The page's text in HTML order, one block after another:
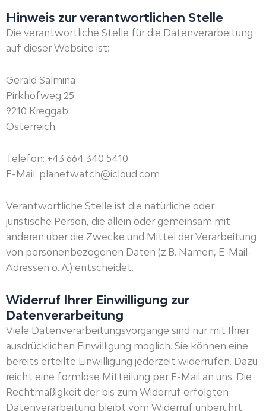
Hinweis zur verantwortlichen Stelle
Die verantwortliche Stelle für die Datenverarbeitung
auf dieser Website ist:
Gerald Salmina
Pirkhofweg 25
9210 Kreggab
Österreich
Telefon: +43 664 340 5410
E-Mail: planetwatch@icloud.com
Verantwortliche Stelle ist die natürliche oder
juristische Person, die allein oder gemeinsam mit
anderen über die Zwecke und Mittel der Verarbeitung
von personenbezogenen Daten (z.B. Namen, E-Mail-
Adressen o. Ä.) entscheidet.
Widerruf Ihrer Einwilligung zur
Datenverarbeitung
Viele Datenverarbeitungsvorgänge sind nur mit Ihrer
ausdrücklichen Einwilligung möglich. Sie können eine
bereits erteilte Einwilligung jederzeit widerrufen. Dazu
reicht eine formlose Mitteilung per E-Mail an uns. Die
Rechtmäßigkeit der bis zum Widerruf erfolgten
Datenverarbeitung bleibt vom Widerruf unberührt.